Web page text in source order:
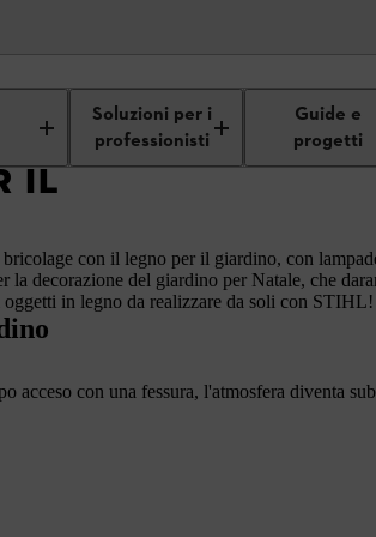
Soluzioni per i
professionisti
Guide e
progetti
fai da te
IL
con il legno per il giardino, con
la decorazione del giardino per Natale, che
in legno da realizzare da soli con STIHL!
acceso con una fessura, l'atmosfera diventa